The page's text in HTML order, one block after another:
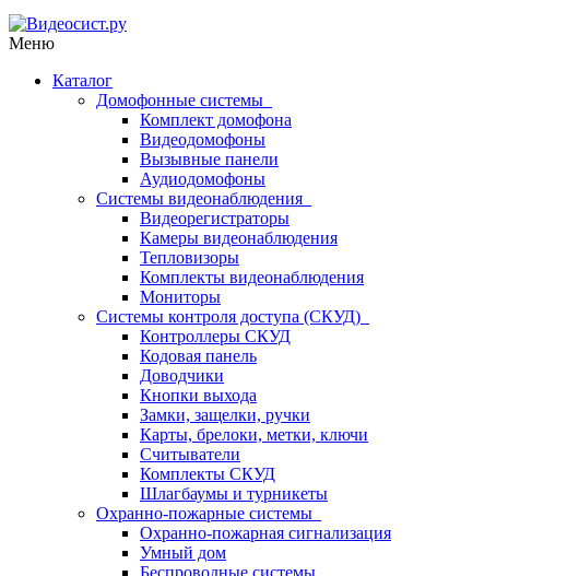
Меню
Каталог
Домофонные системы
Комплект домофона
Видеодомофоны
Вызывные панели
Аудиодомофоны
Системы видеонаблюдения
Видеорегистраторы
Камеры видеонаблюдения
Тепловизоры
Комплекты видеонаблюдения
Мониторы
Системы контроля доступа (СКУД)
Контроллеры СКУД
Кодовая панель
Доводчики
Кнопки выхода
Замки, защелки, ручки
Карты, брелоки, метки, ключи
Считыватели
Комплекты СКУД
Шлагбаумы и турникеты
Охранно-пожарные системы
Охранно-пожарная сигнализация
Умный дом
Беспроводные системы